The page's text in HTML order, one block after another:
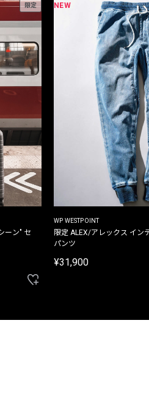
限定
ーン" セ
NEW
WP WESTPOINT
限定 ALEX/アレックス イン
パンツ
¥31,900